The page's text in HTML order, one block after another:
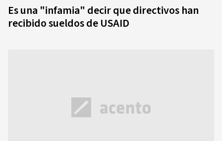
Es una "infamia" decir que directivos han
recibido sueldos de USAID